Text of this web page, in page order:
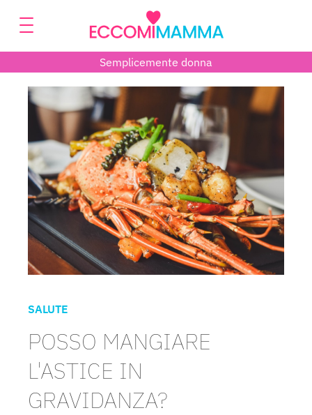
Semplicemente donna
SALUTE
POSSO MANGIARE
L'ASTICE IN
GRAVIDANZA?